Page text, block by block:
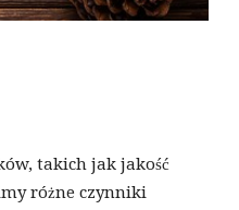
takich jak jakość
różne czynniki